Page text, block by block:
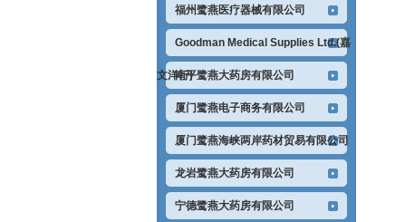
福州鹭燕医疗器械有限公司
Goodman Medical Supplies Ltd.(嘉
文洋行)南平鹭燕大药房有限公司
厦门鹭燕电子商务有限公司
厦门鹭燕海峡两岸药材贸易有限公司
龙岩鹭燕大药房有限公司
宁德鹭燕大药房有限公司